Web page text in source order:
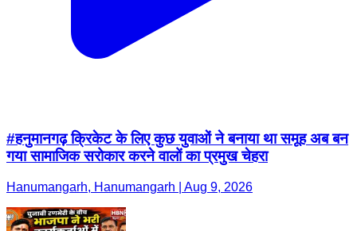
#हनुमानगढ़ क्रिकेट के लिए कुछ युवाओं ने बनाया था समूह अब बन
गया सामाजिक सरोकार करने वालों का प्रमुख चेहरा
Hanumangarh, Hanumangarh | Aug 9, 2026